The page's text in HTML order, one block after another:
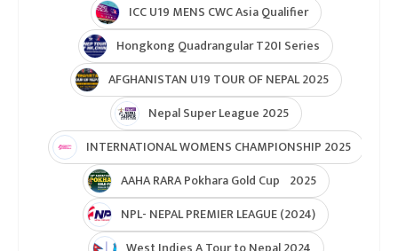
ICC U19 MENS CWC Asia Qualifier
Hongkong Quadrangular T20I Series
AFGHANISTAN U19 TOUR OF NEPAL 2025
Nepal Super League 2025
INTERNATIONAL WOMENS CHAMPIONSHIP 2025
AAHA RARA Pokhara Gold Cup 2025
NPL- NEPAL PREMIER LEAGUE (2024)